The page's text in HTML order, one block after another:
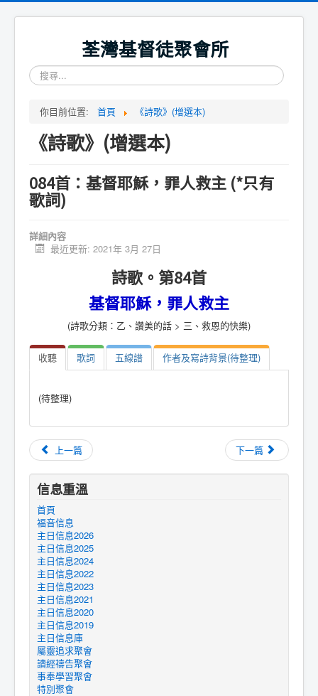
荃灣基督徒聚會所
搜
尋...
你目前位置:
首頁 《詩歌》(增選本)
《詩歌》(增選本)
084首：基督耶穌，罪人救主 (*只有
歌詞)
詳細內容
最近更新: 2021年 3月 27日
詩歌。第84首
基督耶穌，罪人救主
(詩歌分類：乙、讚美的話 > 三、救恩的快樂)
收聽 歌詞 五線譜 作者及寫詩背景(待整理)
(待整理)
上一篇 下一篇
信息重溫
首頁
福音信息
主日信息2026
主日信息2025
主日信息2024
主日信息2022
主日信息2023
主日信息2021
主日信息2020
主日信息2019
主日信息庫
屬靈追求聚會
讀經禱告聚會
事奉學習聚會
特別聚會